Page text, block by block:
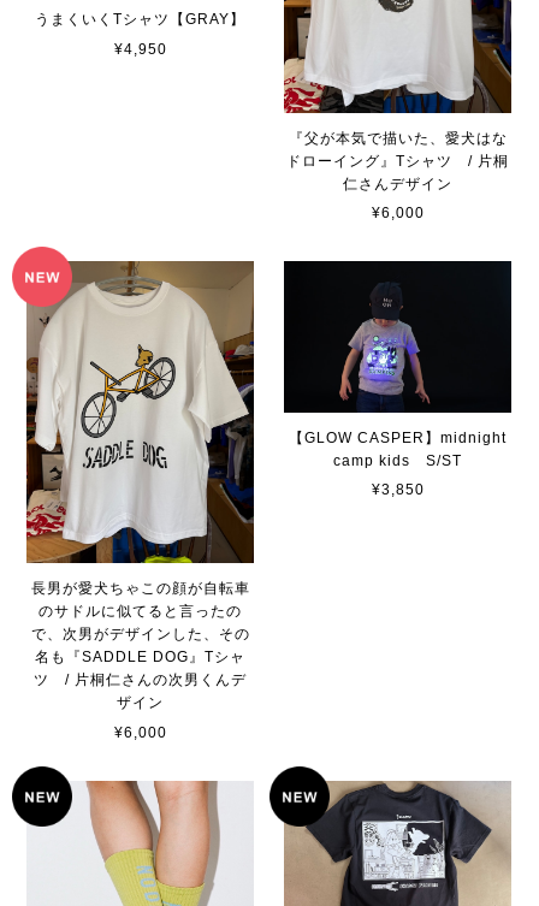
うまくいくTシャツ【GRAY】
¥4,950
『父が本気で描いた、愛犬はな
ドローイング』Tシャツ / 片桐
仁さんデザイン
¥6,000
長男が愛犬ちゃこの顔が自転車
のサドルに似てると言ったの
で、次男がデザインした、その
名も『SADDLE DOG』Tシャ
ツ / 片桐仁さんの次男くんデ
ザイン
¥6,000
【GLOW CASPER】midnight
camp kids S/ST
¥3,850